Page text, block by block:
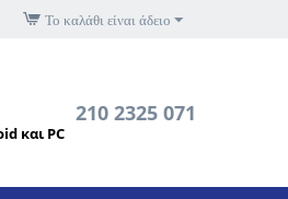
Το καλάθι είναι άδειο
210 2325 071
και PC